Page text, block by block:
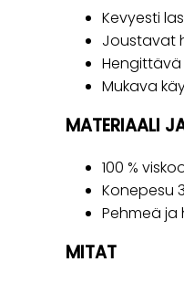
Kevyesti
Joustavat
Mukava
MATERIAALI
100 %
Konepesu
Pehmeä
MITAT